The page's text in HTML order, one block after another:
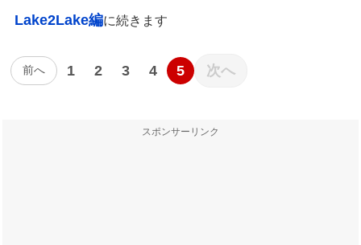
Lake2Lake編に続きます
前へ 1 2 3 4 5 次へ
スポンサーリンク